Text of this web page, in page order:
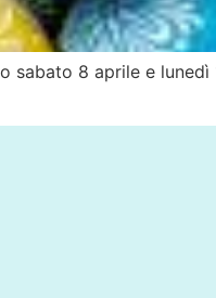
8 aprile e lunedì